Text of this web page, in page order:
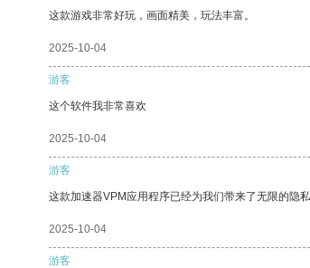
这款游戏非常好玩，画面精美，玩法丰富。
2025-10-04
游客
这个软件我非常喜欢
2025-10-04
游客
这款加速器VPM应用程序已经为我们带来了无限的隐私
2025-10-04
游客